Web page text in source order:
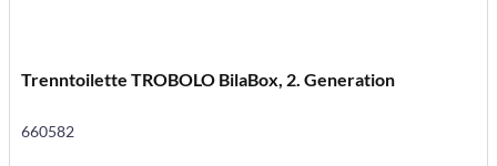
Trenntoilette TROBOLO BilaBox, 2. Generation
660582